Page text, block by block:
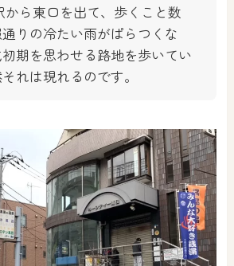
から東口を出て、歩くこと数
りの冷たい雨がぱらつくな
期を思わせる路地を歩いてい
れは現れるのです。